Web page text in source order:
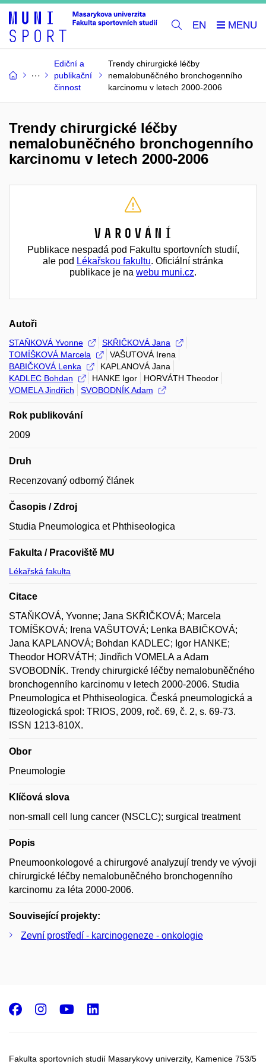
EN
Ediční a
publikační
činnost
Trendy chirurgické léčby
nemalobuněčného bronchogenního
karcinomu v letech 2000-2006
Trendy chirurgické léčby
nemalobuněčného bronchogenního
karcinomu v letech 2000-2006
Varování
Publikace nespadá pod Fakultu sportovních studií,
ale pod Lékařskou fakultu. Oficiální stránka
publikace je na webu muni.cz.
Autoři
STAŇKOVÁ Yvonne
SKŘIČKOVÁ Jana
TOMÍŠKOVÁ Marcela
VAŠUTOVÁ Irena
BABIČKOVÁ Lenka
KAPLANOVÁ Jana
KADLEC Bohdan
HANKE Igor
HORVÁTH Theodor
VOMELA Jindřich
SVOBODNÍK Adam
Rok publikování
2009
Druh
Recenzovaný odborný článek
Časopis / Zdroj
Studia Pneumologica et Phthiseologica
Fakulta / Pracoviště MU
Lékařská fakulta
Citace
STAŇKOVÁ, Yvonne; Jana SKŘIČKOVÁ; Marcela
TOMÍŠKOVÁ; Irena VAŠUTOVÁ; Lenka BABIČKOVÁ;
Jana KAPLANOVÁ; Bohdan KADLEC; Igor HANKE;
Theodor HORVÁTH; Jindřich VOMELA a Adam
SVOBODNÍK. Trendy chirurgické léčby nemalobuněčného
bronchogenního karcinomu v letech 2000-2006. Studia
Pneumologica et Phthiseologica. Česká pneumologická a
ftizeologická spol: TRIOS, 2009, roč. 69, č. 2, s. 69-73.
ISSN 1213-810X.
Obor
Pneumologie
Klíčová slova
non-small cell lung cancer (NSCLC); surgical treatment
Popis
Pneumoonkologové a chirurgové analyzují trendy ve vývoji
chirurgické léčby nemalobuněčného bronchogenního
karcinomu za léta 2000-2006.
Související projekty:
Zevní prostředí - karcinogeneze - onkologie
Fakulta sportovních studií Masarykovy univerzity, Kamenice 753/5​
Facebook
Instagram
Youtube
LinkedIn